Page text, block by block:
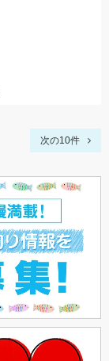
次の10件